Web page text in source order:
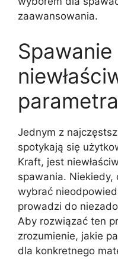
zaawansowania.
Spawanie
Jednym z
spotykają się
Kraft, jest
spawania. Niekiedy,
wybrać
prowadzi do
Aby rozwiązać ten
zrozumienie, jakie
dla konkretnego